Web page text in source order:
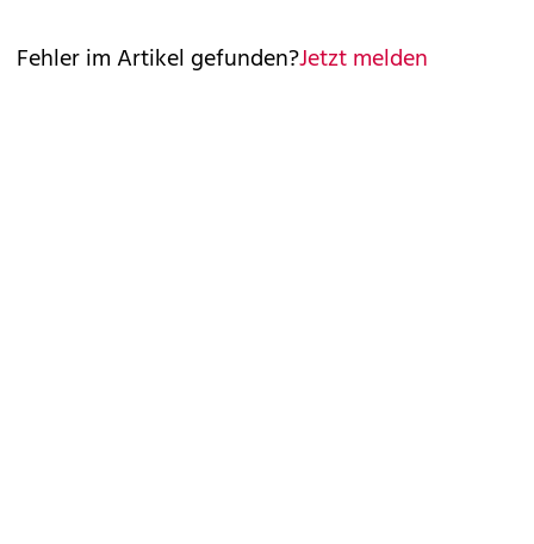
Fehler im Artikel gefunden?Jetzt melden